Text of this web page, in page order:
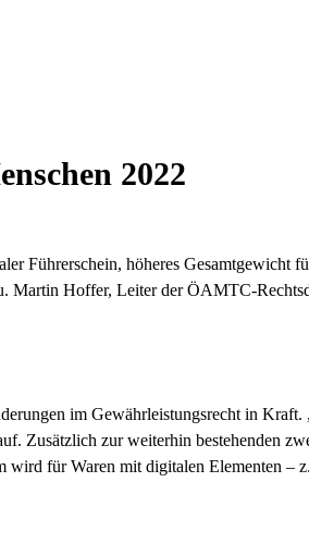
2022
Führerschein, höheres
Martin Hoffer, Leiter der ÖAMTC-
im Gewährleistungsrecht in
Zusätzlich zur weiterhin bestehenden
für Waren mit digitalen Elementen –